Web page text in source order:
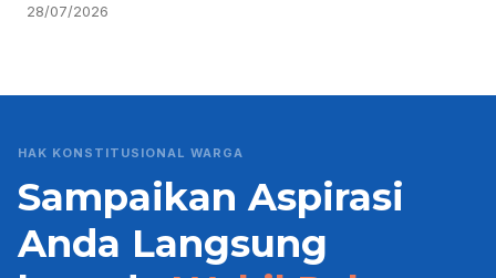
28/07/2026
HAK KONSTITUSIONAL WARGA
Sampaikan Aspirasi
Anda Langsung